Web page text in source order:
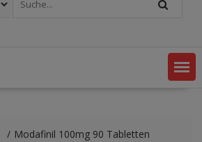
Modafinil 100mg 90 Tabletten